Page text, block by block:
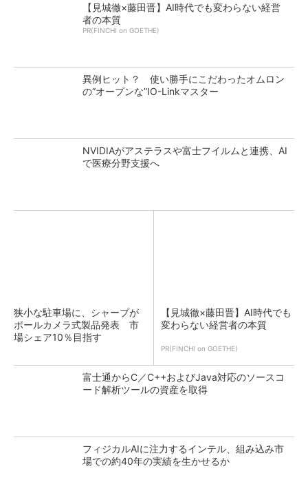
【見城徹×藤田晋】AI時代でも変わらない経営
者の本質
PR(FINCHI on GOETHE)
異例ヒット？ 使い勝手にこだわったオムロン
の“オープンな”IO-Linkマスター
NVIDIAがアステラスや富士フイルムと連携、AI
で医療分野支援へ
狭小な駐車場に、シャープが
ポールカメラ式製品発表 市
場シェア10％目指す
【見城徹×藤田晋】AI時代でも
変わらない経営者の本質
PR(FINCHI on GOETHE)
富士通からC／C++およびJava対応のソースコ
ード解析ツールの資産を取得
フィジカルAIに注力するインテル、組み込み市
場での約40年の実績を生かせるか